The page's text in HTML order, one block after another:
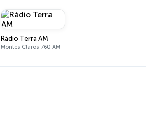
Rádio Terra AM
Montes Claros 760 AM